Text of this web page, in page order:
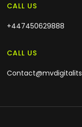
CALL US
+447450629888
CALL US